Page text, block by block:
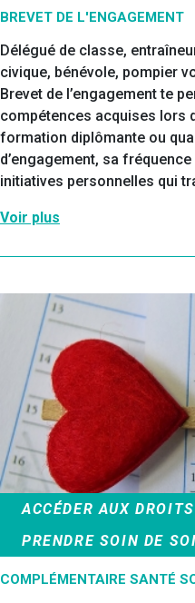
BREVET DE L'ENGAGEMENT
Délégué de classe,
civique, bénévole, pompier
Brevet de l’engagement te
compétences acquises lors
formation diplômante ou
d’engagement, sa
initiatives personnelles qui
Voir plus
ACCÉDER AUX DROITS
PRENDRE SOIN DE SOI
COMPLÉMENTAIRE SANTÉ